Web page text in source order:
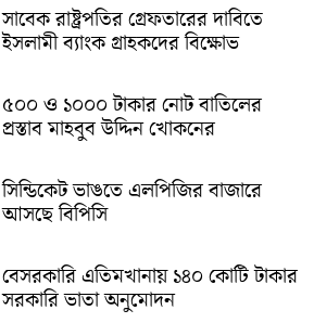
সাবেক রাষ্ট্রপতির গ্রেফতারের দাবিতে
ইসলামী ব্যাংক গ্রাহকদের বিক্ষোভ
৫০০ ও ১০০০ টাকার নোট বাতিলের
প্রস্তাব মাহবুব উদ্দিন খোকনের
সিন্ডিকেট ভাঙতে এলপিজির বাজারে
আসছে বিপিসি
বেসরকারি এতিমখানায় ১৪০ কোটি টাকার
সরকারি ভাতা অনুমোদন